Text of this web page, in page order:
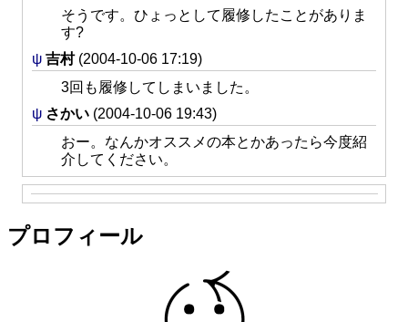
そうです。ひょっとして履修したことがありま
す?
ψ 吉村 (2004-10-06 17:19)
3回も履修してしまいました。
ψ さかい (2004-10-06 19:43)
おー。なんかオススメの本とかあったら今度紹
介してください。
プロフィール